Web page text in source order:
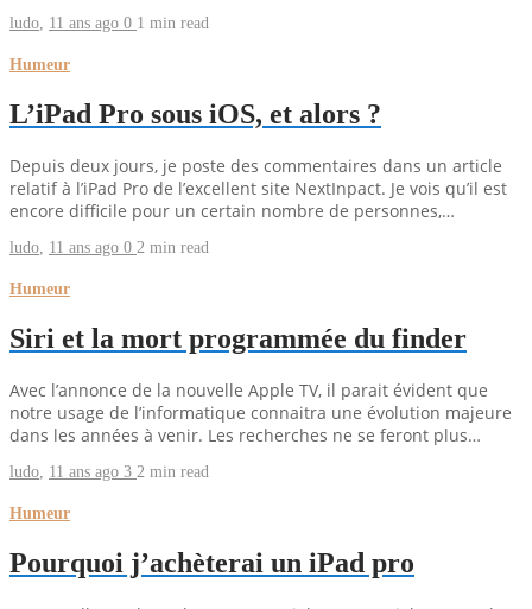
ludo, 11 ans ago 0 1 min read
Humeur
L’iPad Pro sous iOS, et alors ?
Depuis deux jours, je poste des commentaires dans un article
relatif à l’iPad Pro de l’excellent site NextInpact. Je vois qu’il est
encore difficile pour un certain nombre de personnes,…
ludo, 11 ans ago 0 2 min read
Humeur
Siri et la mort programmée du finder
Avec l’annonce de la nouvelle Apple TV, il parait évident que
notre usage de l’informatique connaitra une évolution majeure
dans les années à venir. Les recherches ne se feront plus…
ludo 11 ans ago 3 2 min read
Humeur
Pourquoi j’achèterai un iPad pro